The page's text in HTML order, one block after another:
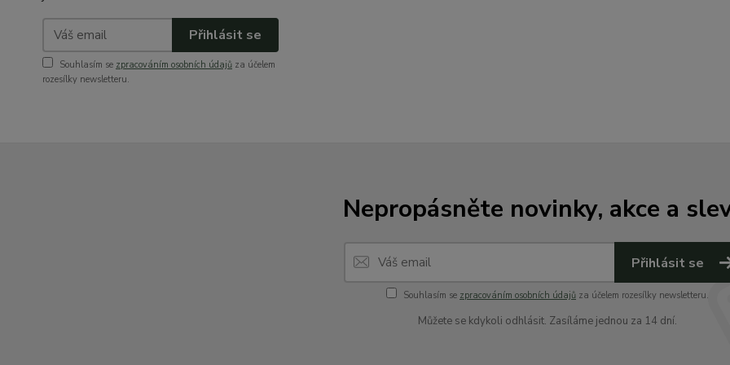
Přihlásit se
Souhlasím se zpracováním osobních údajů za účelem
rozesílky newsletteru.
Nepropásněte novinky, akce a
Přihlásit se
Souhlasím se zpracováním osobních údajů za účelem rozesílky newsletteru.
Můžete se kdykoli odhlásit. Zasíláme jednou za 14 dní.